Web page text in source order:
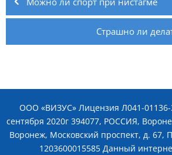
по
записям
Страшно ли
ООО «ВИЗУС» Лицензия Л041-01136-
сентября 2020г 394077, РОССИЯ,
Воронеж, Московский проспект, д.
1203600015585 Данный